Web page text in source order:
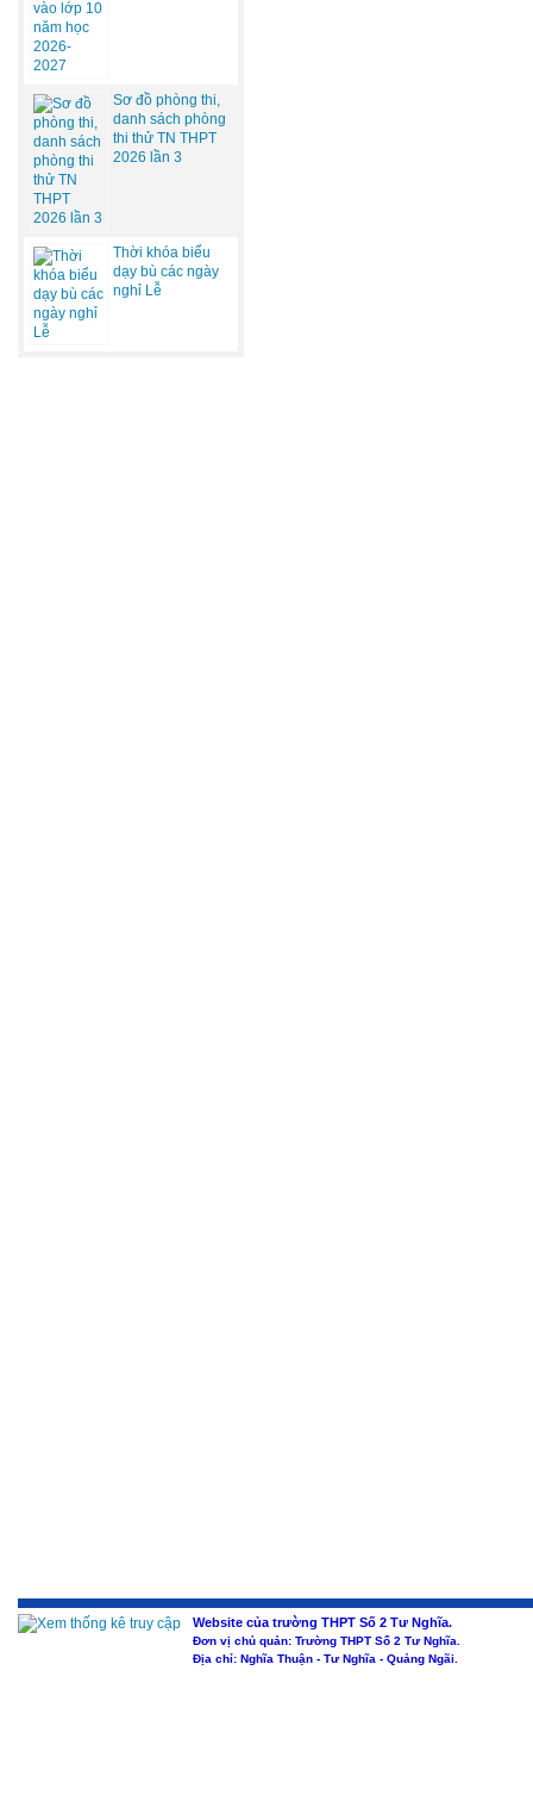
Sơ đồ phòng thi,
danh sách phòng
thi thử TN THPT
2026 lần 3
Thời khóa biểu
dạy bù các ngày
nghỉ Lễ
Website của trường THPT Số 2 Tư Nghĩa.
Đơn vị chủ quản: Trường THPT Số 2 Tư Nghĩa.
Địa chỉ: Nghĩa Thuận - Tư Nghĩa - Quảng Ngãi.